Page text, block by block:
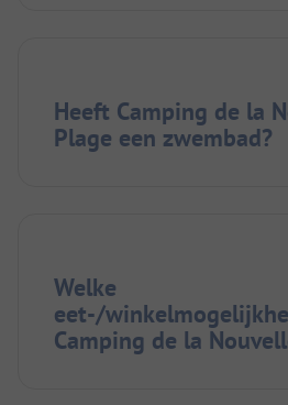
Heeft Camping de la
Plage een zwembad?
Welke
eet-/
Camping de la